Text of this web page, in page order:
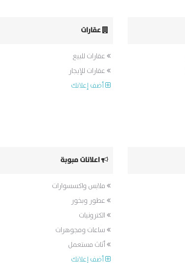
عقارات
عقارات للبيع
عقارات للإيجار
أضف إعلانك
اعلانات مبوبة
ملابس واكسسوارات
عطور وبخور
الكترونيات
ساعات ومجوهرات
أثاث مستعمل
أضف إعلانك